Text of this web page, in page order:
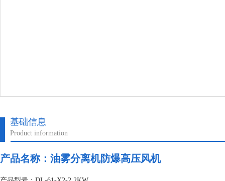
基础信息
Product information
产品名称： 油雾分离机防爆高压风机